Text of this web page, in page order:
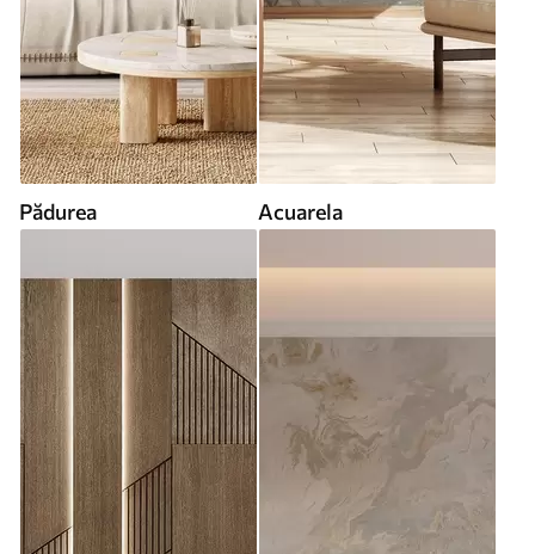
Pădurea Acuarela